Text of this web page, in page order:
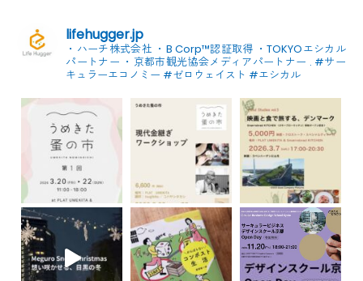
lifehugger.jp
・ハーチ株式会社 ・B Corp™認証取得 ・TOKYOエシカル
パートナー ・京都市観光協会メディアパートナー . #サー
キュラーエコノミー #ゼロウェイスト #エシカル